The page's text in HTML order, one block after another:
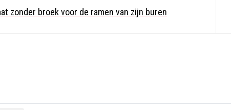
zonder broek voor de ramen van zijn buren